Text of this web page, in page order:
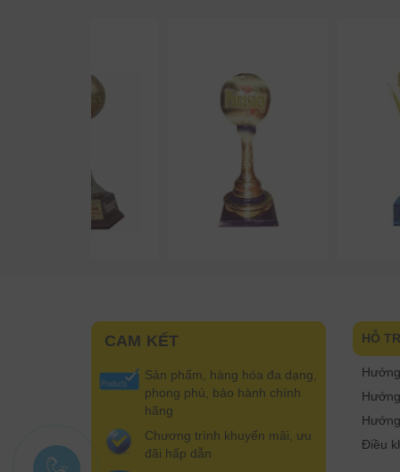
CAM KẾT
Sản phẩm, hàng hóa đa dạng,
phong phú, bảo hành chính
hãng
Chương trình khuyến mãi, ưu
đãi hấp dẫn
HỖ
Điều